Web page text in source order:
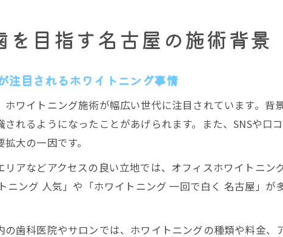
を目指す名古屋の施術背景
注目されるホワイトニング事情
ホワイトニング施術が幅広い世代に注目されています。
されるようになったことがあげられます。また、SNSや
大の一因です。
リアなどアクセスの良い立地では、オフィスホワイトニ
ニング 人気」や「ホワイトニング 一回で白く 名古屋」
の歯科医院やサロンでは、ホワイトニングの種類や料金